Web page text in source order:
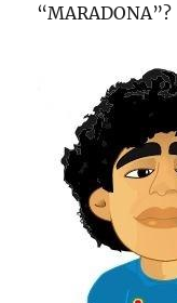
“MARADONA”?